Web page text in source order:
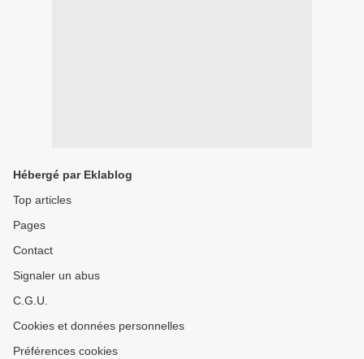
Hébergé par Eklablog
Top articles
Pages
Contact
Signaler un abus
C.G.U.
Cookies et données personnelles
Préférences cookies